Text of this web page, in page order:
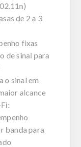
de 2 a 3
fixas
de sinal para
sinal em
alcance
banda para